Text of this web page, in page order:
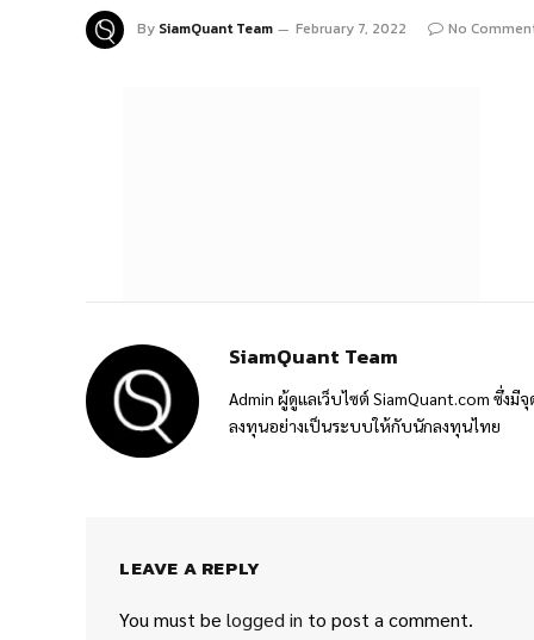
By SiamQuant Team February 7, 2022 No
SiamQuant Team
Admin ผู้ดูแลเว็บไซต์ SiamQuant.com ซึ่ง
ลงทุนอย่างเป็นระบบให้กับนักลงทุนไทย
LEAVE A REPLY
You must be logged in to post a comment.